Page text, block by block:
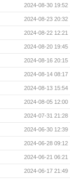
2024-08-30 19:52
2024-08-23 20:32
2024-08-22 12:21
2024-08-20 19:45
2024-08-16 20:15
2024-08-14 08:17
2024-08-13 15:54
2024-08-05 12:00
2024-07-31 21:28
2024-06-30 12:39
2024-06-28 09:12
2024-06-21 06:21
2024-06-17 21:49